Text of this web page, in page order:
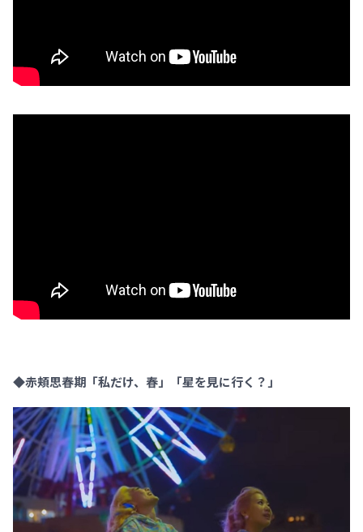
◆赤頬思春期「私だけ、春」「星を見に行く？」